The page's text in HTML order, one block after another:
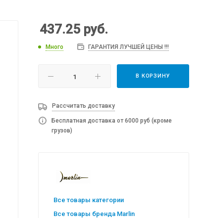
437.25 руб.
Много ГАРАНТИЯ ЛУЧШЕЙ ЦЕНЫ !!!
В КОРЗИНУ
Рассчитать доставку
Бесплатная доставка от 6000 руб (кроме
грузов)
Все товары категории
Все товары бренда Marlin